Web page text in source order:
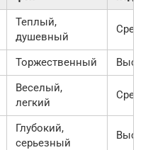
Теплый,
душевный
Торжественный
Веселый,
легкий
Глубокий,
серьезный